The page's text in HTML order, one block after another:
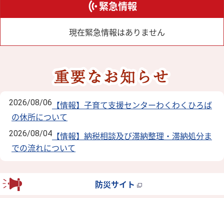
緊急情報
現在緊急情報はありません
2026/08/06 【情報】子育て支援センターわくわくひろば
の休所について
2026/08/04 【情報】納税相談及び滞納整理・滞納処分ま
での流れについて
防災サイト